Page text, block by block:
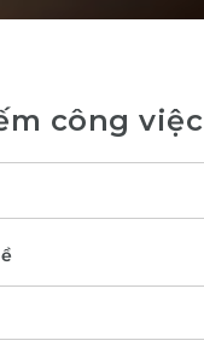
công việc